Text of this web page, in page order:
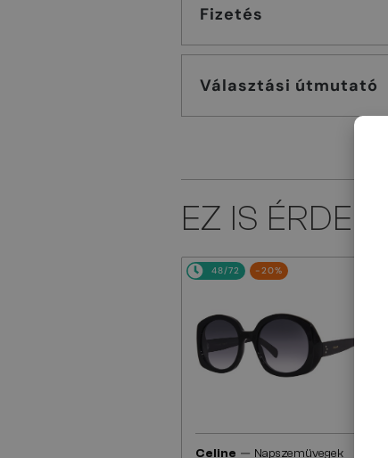
Fizetés
Választási útmutató
EZ IS
48/72 -20%
Celine — Napszemüvegek